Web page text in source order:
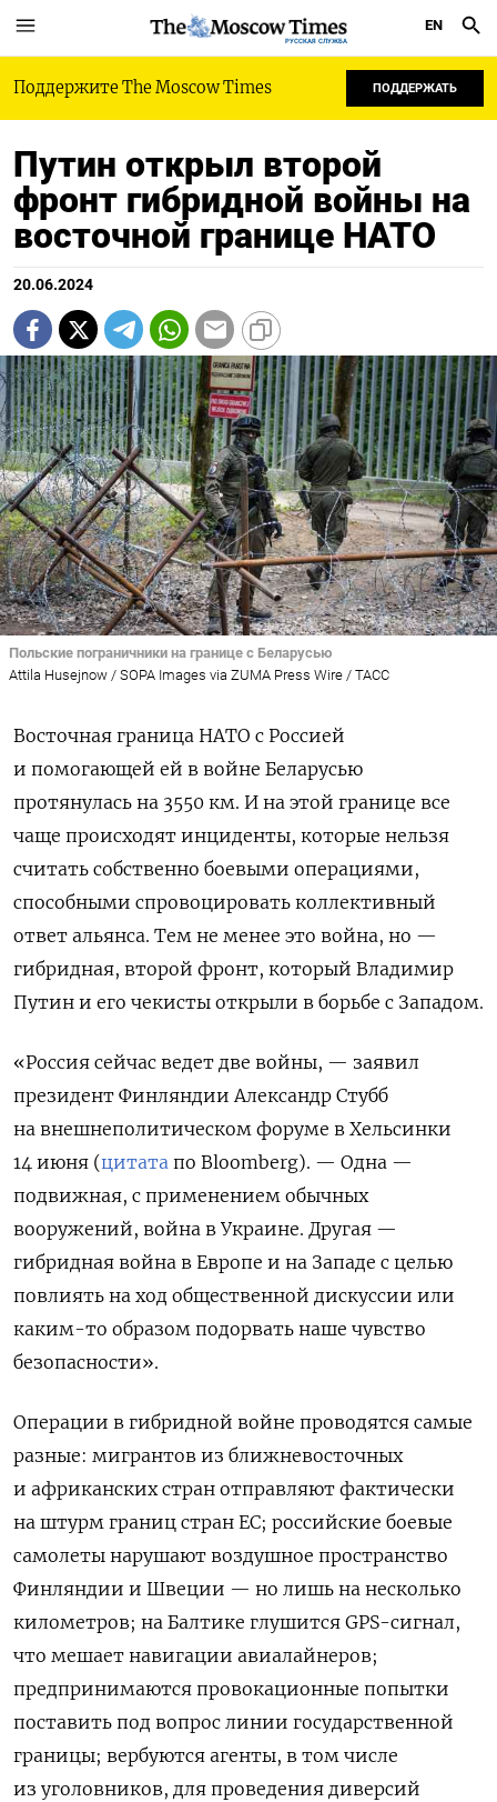
РУССКАЯ СЛУЖБА
EN
Поддержите The Moscow Times ПОДДЕРЖАТЬ
Путин открыл второй
фронт гибридной войны на
восточной границе НАТО
20.06.2024
Польские пограничники на границе с Беларусью
Attila Husejnow / SOPA Images via ZUMA Press Wire / ТАСС
Восточная граница НАТО с Россией
и помогающей ей в войне Беларусью
протянулась на 3550 км. И на этой границе все
чаще происходят инциденты, которые нельзя
считать собственно боевыми операциями,
способными спровоцировать коллективный
ответ альянса. Тем не менее это война, но —
гибридная, второй фронт, который Владимир
Путин и его чекисты открыли в борьбе с Западом.
«Россия сейчас ведет две войны, — заявил
президент Финляндии Александр Стубб
на внешнеполитическом форуме в Хельсинки
14 июня (цитата по Bloomberg). — Одна —
подвижная, с применением обычных
вооружений, война в Украине. Другая —
гибридная война в Европе и на Западе с целью
повлиять на ход общественной дискуссии или
каким-то образом подорвать наше чувство
безопасности».
Операции в гибридной войне проводятся самые
разные: мигрантов из ближневосточных
и африканских стран отправляют фактически
на штурм границ стран ЕС; российские боевые
самолеты нарушают воздушное пространство
Финляндии и Швеции — но лишь на несколько
километров; на Балтике глушится GPS-сигнал,
что мешает навигации авиалайнеров;
предпринимаются провокационные попытки
поставить под вопрос линии государственной
границы; вербуются агенты, в том числе
из уголовников, для проведения диверсий